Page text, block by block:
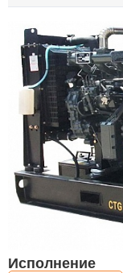
Исполнение